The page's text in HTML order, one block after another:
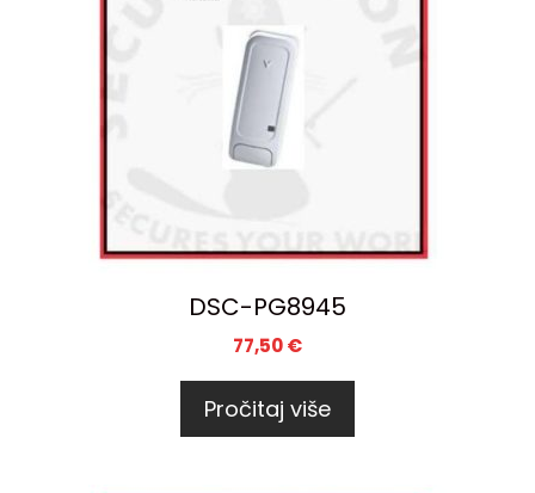
DSC-PG8945
77,50€
Pročitaj više